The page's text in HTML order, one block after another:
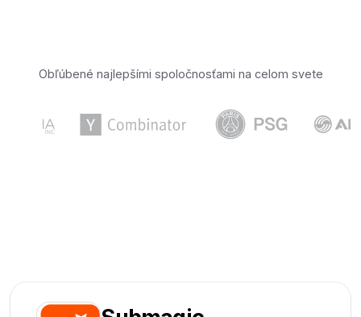
Obľúbené najlepšími spoločnosťami na celom svete